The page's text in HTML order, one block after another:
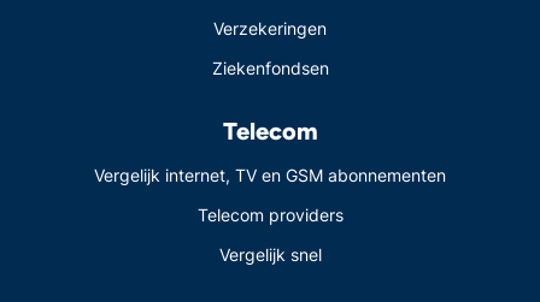
Verzekeringen
Ziekenfondsen
Telecom
Vergelijk internet, TV en GSM abonnementen
Telecom providers
Vergelijk snel